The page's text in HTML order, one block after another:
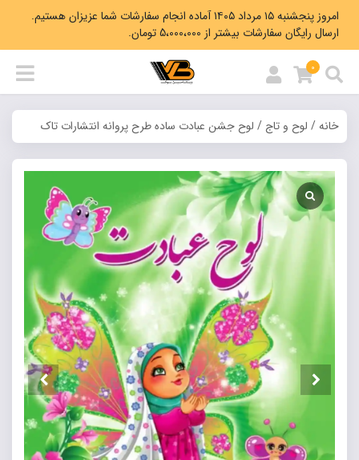
امروز پنجشنبه ۱۵ مرداد ۱۴۰۵ آماده انجام سفارشات شما عزیزان هستیم.
ارسال رایگان سفارشات بیشتر از 5،000،000 تومان.
0
خانه/ لوح و تاج/ لوح جشن عبادت ساده طرح پروانه انتشارات تاک